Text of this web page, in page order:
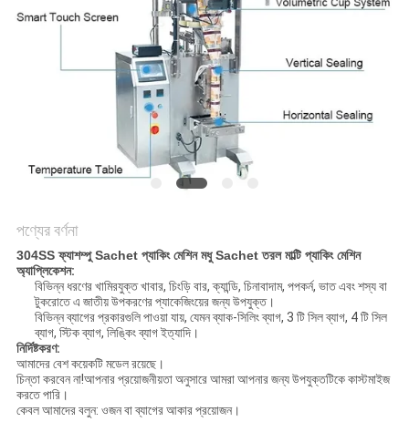
অনুরোধ
POLICY
পণ্যের বর্ণনা
304SS ফ্যাশম্পু Sachet প্যাকিং মেশিন মধু Sachet তরল মাল্টি প্যাকিং মেশিন
অ্যাপ্লিকেশন:
বিভিন্ন ধরণের খামিরযুক্ত খাবার, চিংড়ি বার, ক্যান্ডি, চিনাবাদাম, পপকর্ন, ভাত এবং শস্য বা
টুকরোতে এ জাতীয় উপকরণের প্যাকেজিংয়ের জন্য উপযুক্ত।
বিভিন্ন ব্যাগের প্রকারগুলি পাওয়া যায়, যেমন ব্যাক-সিলিং ব্যাগ, 3 টি সিল ব্যাগ, 4 টি সিল
ব্যাগ, স্টিক ব্যাগ, লিঙ্কিং ব্যাগ ইত্যাদি।
নির্দিষ্টকরণ:
আমাদের বেশ কয়েকটি মডেল রয়েছে।
চিন্তা করবেন না!আপনার প্রয়োজনীয়তা অনুসারে আমরা আপনার জন্য উপযুক্তটিকে কাস্টমাইজ
করতে পারি।
কেবল আমাদের বলুন: ওজন বা ব্যাগের আকার প্রয়োজন।